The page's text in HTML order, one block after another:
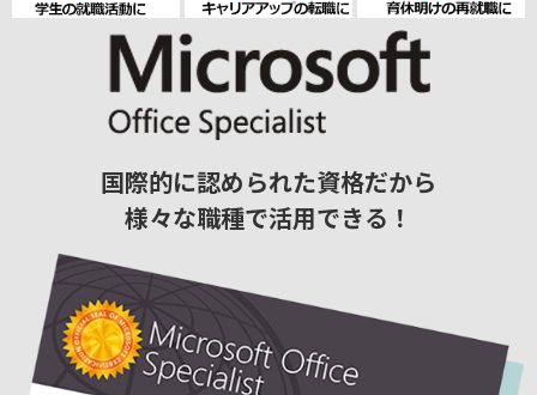
国際的に認められた資格だから
様々な職種で活用できる！